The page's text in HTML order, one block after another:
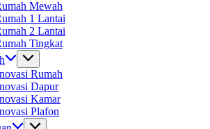
Mewah
1 Lantai
2 Lantai
Tingkat
Rumah
Dapur
Kamar
Plafon